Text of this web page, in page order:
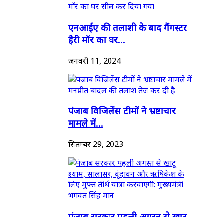
एनआईए की तलाशी के बाद गैंगस्टर
हैरी मॉर का घर...
जनवरी 11, 2024
पंजाब विजिलेंस टीमों ने भ्रष्टाचार
मामले में...
सितम्बर 29, 2023